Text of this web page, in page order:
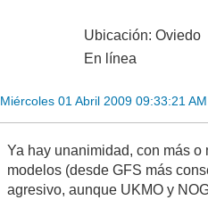
Ubicación: Oviedo
En línea
Miércoles 01 Abril 2009 09:33:21 AM
Ya hay unanimidad, con más o
modelos (desde GFS más
agresivo, aunque UKMO y